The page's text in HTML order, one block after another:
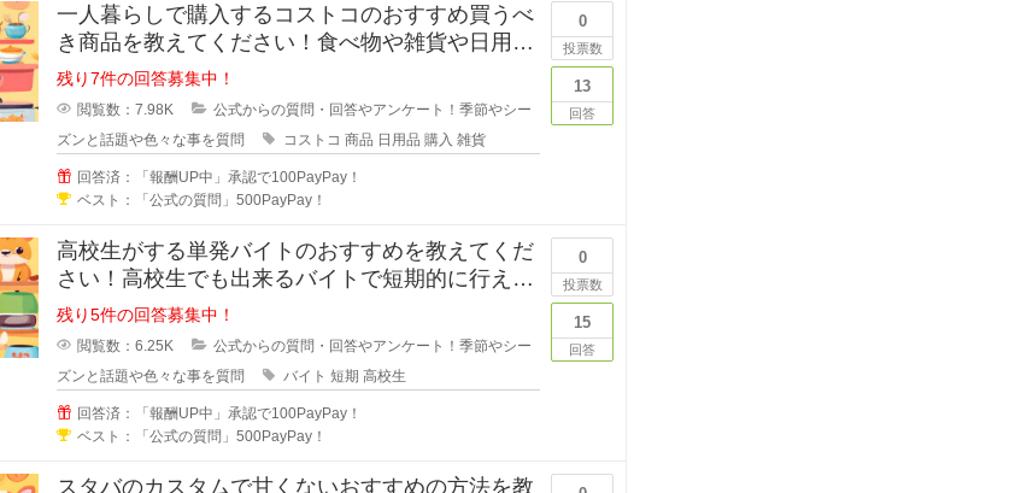
一人暮らしで購入するコストコのおすすめ買うべ
き商品を教えてください！食べ物や雑貨や日用品
など家族だと大量に購入出来ますが
残り7件の回答募集中！
閲覧数：7.98K
公式からの質問・回答やアンケート！季節やシー
ズンと話題や色々な事を質問
コストコ 商品 日用品 購入 雑貨
回答済：「報酬UP中」承認で100PayPay！
ベスト：「公式の質問」500PayPay！
0
投票数
13
回答
高校生がする単発バイトのおすすめを教えてくだ
さい！高校生でも出来るバイトで短期的に行える
総合的におすすめと思われる仕事を
残り5件の回答募集中！
閲覧数：6.25K
公式からの質問・回答やアンケート！季節やシー
ズンと話題や色々な事を質問
バイト 短期 高校生
回答済：「報酬UP中」承認で100PayPay！
ベスト：「公式の質問」500PayPay！
0
投票数
15
回答
スタバのカスタムで甘くないおすすめの方法を教